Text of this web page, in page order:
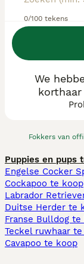
0/100 tekens
Fokkers van
We
korthaar
Puppies en pups
Engelse Cocker
Cockapoo te koop
Labrador
Duitse Herder te
Franse Bulldog te
Teckel ruwhaar
Cavapoo te koop